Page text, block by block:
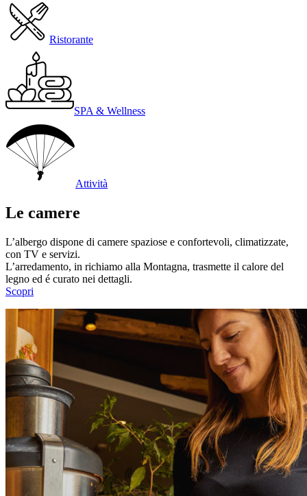
Ristorante
SPA & Wellness
Attività
Le camere
L’albergo dispone di camere spaziose e confortevoli, climatizzate,
con TV e servizi.
L’arredamento, in richiamo alla Montagna, trasmette il calore del
legno ed é curato nei dettagli.
Scopri